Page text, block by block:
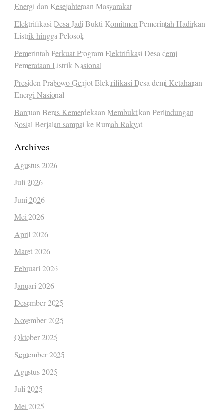
Energi dan Kesejahteraan Masyarakat
Elektrifikasi Desa Jadi Bukti Komitmen Pemerintah Hadirkan
Listrik hingga Pelosok
Pemerintah Perkuat Program Elektrifikasi Desa demi
Pemerataan Listrik Nasional
Presiden Prabowo Genjot Elektrifikasi Desa demi Ketahanan
Energi Nasional
Bantuan Beras Kemerdekaan Membuktikan Perlindungan
Sosial Berjalan sampai ke Rumah Rakyat
Archives
Agustus 2026
Juli 2026
Juni 2026
Mei 2026
April 2026
Maret 2026
Februari 2026
Januari 2026
Desember 2025
November 2025
Oktober 2025
September 2025
Agustus 2025
Juli 2025
Mei 2025